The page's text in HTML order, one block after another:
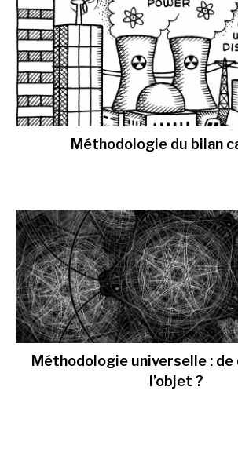
Méthodologie du bilan
Méthodologie universelle : de
l’objet ?